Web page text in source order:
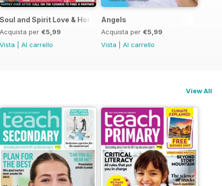
Soul and Spirit Love & Horoscopes
Acquista per €5,99
Vista
Al carrello
Angels
Acquista per €5,99
Vista
Al carrello
View All